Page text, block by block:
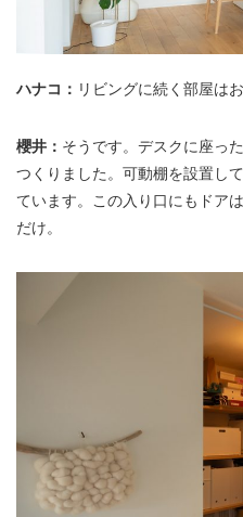
ハナコ： リビングに続く部屋は
櫻井： そうです。デスクに座っ
つくりました。可動棚を設置し
ています。この入り口にもドア
だけ。